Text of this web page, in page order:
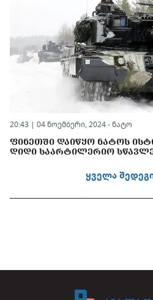
20:43 | 04 ნოემბერი, 2024 - ნატო
ᲤᲘᲜᲔᲗᲨᲘ ᲓᲐᲘᲬᲧᲝ ᲜᲐᲢᲝᲡ
ᲓᲘᲓᲘ ᲡᲐᲐᲠᲢᲘᲚᲔᲠᲘᲝ
ყველა